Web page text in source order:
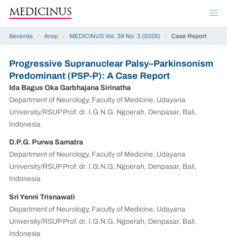
MEDICINUS
Beranda / Arsip / MEDICINUS Vol. 39 No. 3 (2026) / Case Report
Progressive Supranuclear Palsy–Parkinsonism
Predominant (PSP-P): A Case Report
Ida Bagus Oka Garbhajana Sirinatha
Department of Neurology, Faculty of Medicine, Udayana
University/RSUP Prof. dr. I.G.N.G. Ngoerah, Denpasar, Bali,
Indonesia
D.P.G. Purwa Samatra
Department of Neurology, Faculty of Medicine, Udayana
University/RSUP Prof. dr. I.G.N.G. Ngoerah, Denpasar, Bali,
Indonesia
Sri Yenni Trisnawati
Department of Neurology, Faculty of Medicine, Udayana
University/RSUP Prof. dr. I.G.N.G. Ngoerah, Denpasar, Bali,
Indonesia